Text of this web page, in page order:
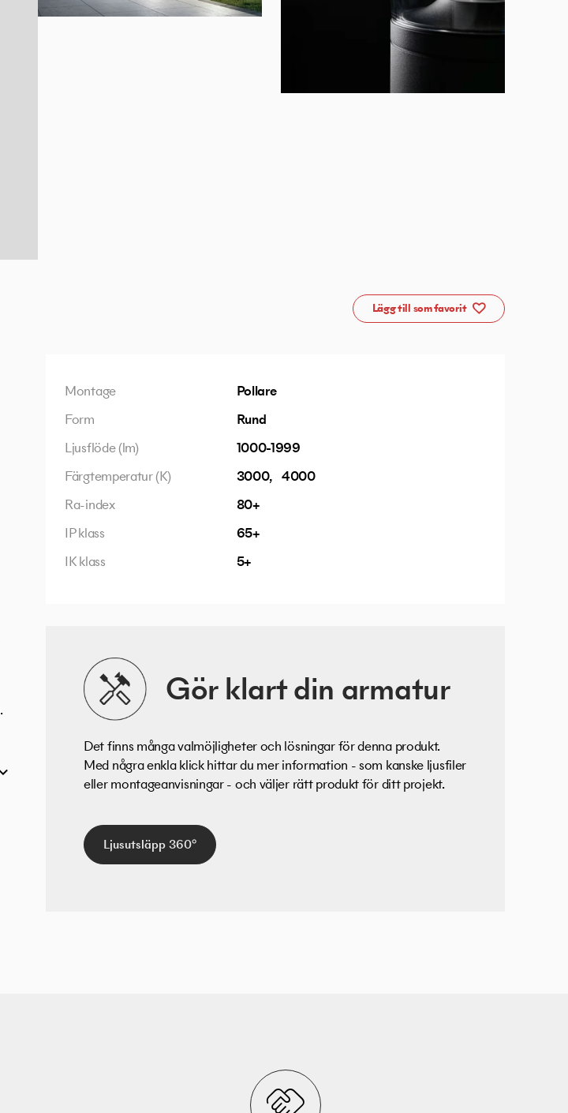
Lägg till som favorit
Montage
Pollare
Form
Rund
Ljusflöde (lm)
1000-1999
Färgtemperatur (K)
3000
4000
Ra-index
80+
IP klass
65+
IK klass
5+
Gör klart din armatur
Det finns många valmöjligheter och lösningar för denna produkt.
Med några enkla klick hittar du mer information - som kanske ljusfiler
eller montageanvisningar - och väljer rätt produkt för ditt projekt.
Ljusutsläpp 360°